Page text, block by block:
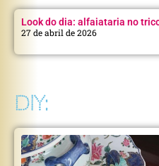
Look do dia: alfaiataria no
27 de abril de 2026
DIY: